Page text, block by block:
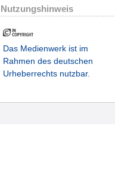
Nutzungshinweis
Das Medienwerk ist im
Rahmen des deutschen
Urheberrechts nutzbar.